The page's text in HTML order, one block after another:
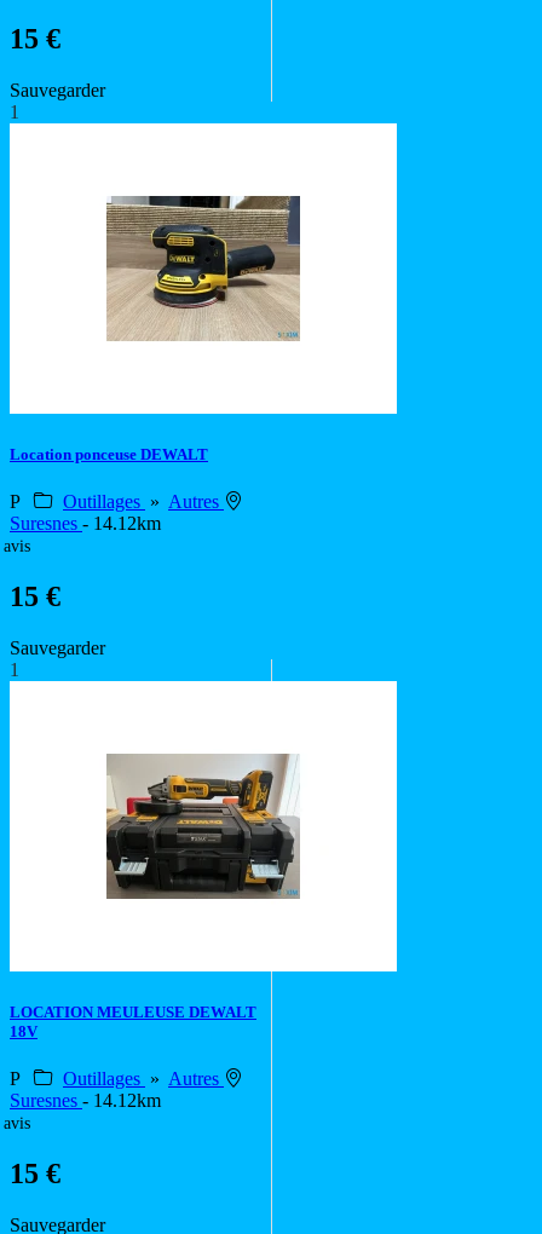
15 €
Sauvegarder
1
Location ponceuse DEWALT
P Outillages » Autres
Suresnes - 14.12km
avis
15 €
Sauvegarder
1
LOCATION MEULEUSE DEWALT
18V
P Outillages » Autres
Suresnes - 14.12km
avis
15 €
Sauvegarder